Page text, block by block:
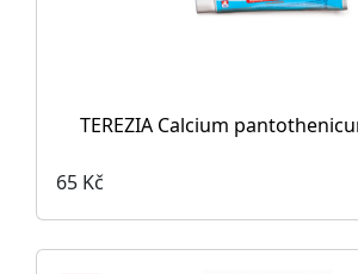
TEREZIA Calcium
65 Kč